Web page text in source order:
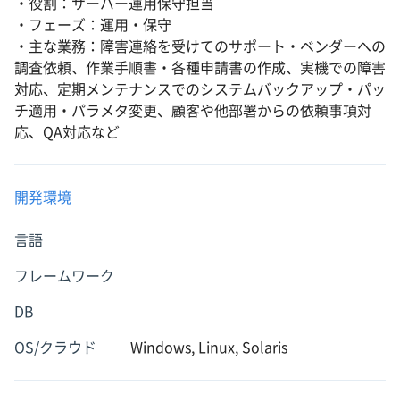
・役割：サーバー運用保守担当
・フェーズ：運用・保守
・主な業務：障害連絡を受けてのサポート・ベンダーへの
調査依頼、作業手順書・各種申請書の作成、実機での障害
対応、定期メンテナンスでのシステムバックアップ・パッ
チ適用・パラメタ変更、顧客や他部署からの依頼事項対
応、QA対応など
開発環境
言語
フレームワーク
DB
OS/クラウド Windows, Linux, Solaris